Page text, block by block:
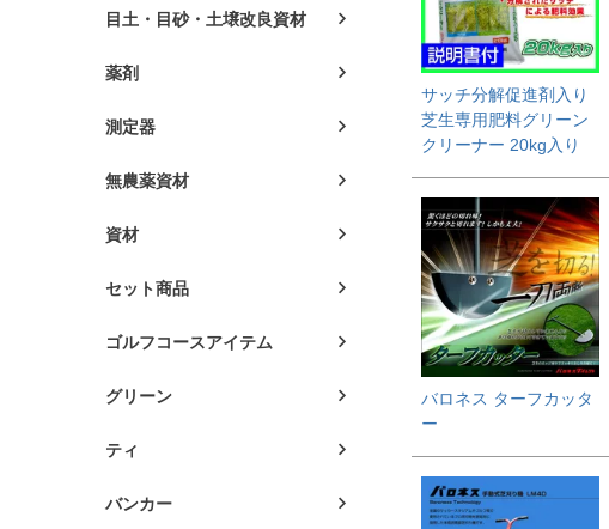
目土・目砂・土壌改良資材
薬剤
測定器
無農薬資材
資材
セット商品
ゴルフコースアイテム
グリーン
ティ
バンカー
サッチ分解促進剤入り
芝生専用肥料グリーン
クリーナー 20kg入り
バロネス ターフカッタ
ー